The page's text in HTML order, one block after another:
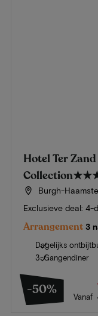
Hotel Ter
Collection
Burgh-
Exclusieve deal:
Arrangement 3
Dagelijks
3-Gangendiner
-50% Vanaf